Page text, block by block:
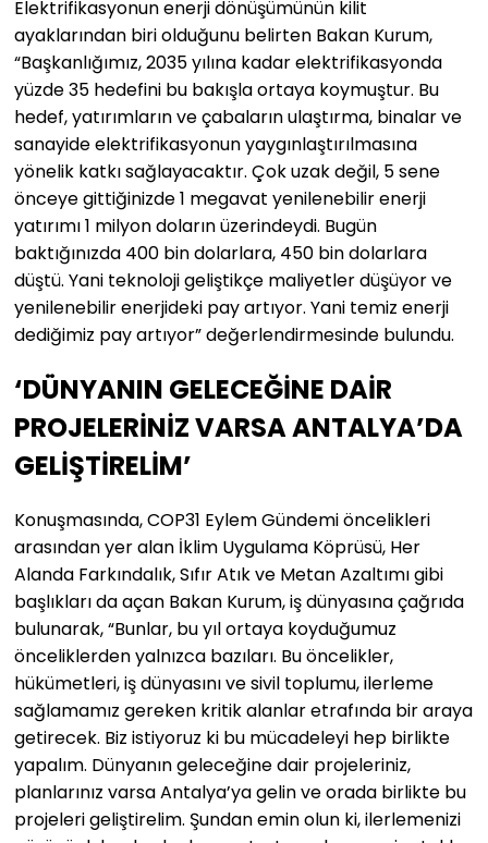
Elektrifikasyonun enerji dönüşümünün kilit
ayaklarından biri olduğunu belirten Bakan Kurum,
“Başkanlığımız, 2035 yılına kadar elektrifikasyonda
yüzde 35 hedefini bu bakışla ortaya koymuştur. Bu
hedef, yatırımların ve çabaların ulaştırma, binalar ve
sanayide elektrifikasyonun yaygınlaştırılmasına
yönelik katkı sağlayacaktır. Çok uzak değil, 5 sene
önceye gittiğinizde 1 megavat yenilenebilir enerji
yatırımı 1 milyon doların üzerindeydi. Bugün
baktığınızda 400 bin dolarlara, 450 bin dolarlara
düştü. Yani teknoloji geliştikçe maliyetler düşüyor ve
yenilenebilir enerjideki pay artıyor. Yani temiz enerji
dediğimiz pay artıyor” değerlendirmesinde bulundu.
‘DÜNYANIN GELECEĞİNE DAİR
PROJELERİNİZ VARSA ANTALYA’DA
GELİŞTİRELİM’
Konuşmasında, COP31 Eylem Gündemi öncelikleri
arasından yer alan İklim Uygulama Köprüsü, Her
Alanda Farkındalık, Sıfır Atık ve Metan Azaltımı gibi
başlıkları da açan Bakan Kurum, iş dünyasına çağrıda
bulunarak, “Bunlar, bu yıl ortaya koyduğumuz
önceliklerden yalnızca bazıları. Bu öncelikler,
hükümetleri, iş dünyasını ve sivil toplumu, ilerleme
sağlamamız gereken kritik alanlar etrafında bir araya
getirecek. Biz istiyoruz ki bu mücadeleyi hep birlikte
yapalım. Dünyanın geleceğine dair projeleriniz,
planlarınız varsa Antalya’ya gelin ve orada birlikte bu
projeleri geliştirelim. Şundan emin olun ki, ilerlemenizi